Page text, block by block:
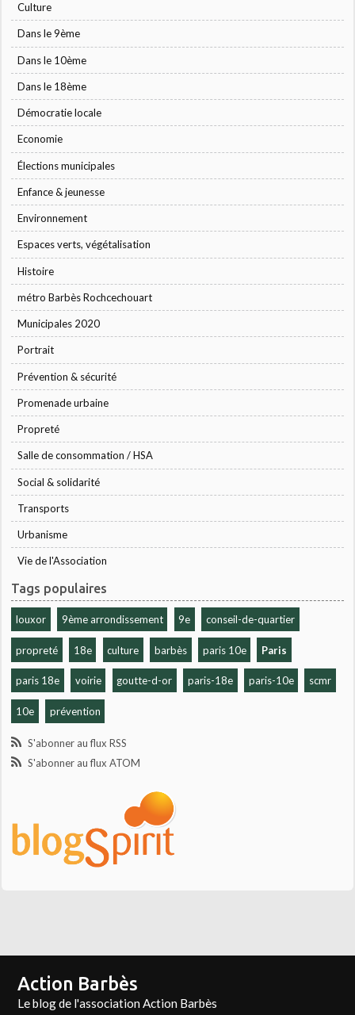
Culture
Dans le 9ème
Dans le 10ème
Dans le 18ème
Démocratie locale
Economie
Élections municipales
Enfance & jeunesse
Environnement
Espaces verts, végétalisation
Histoire
métro Barbès Rochcechouart
Municipales 2020
Portrait
Prévention & sécurité
Promenade urbaine
Propreté
Salle de consommation / HSA
Social & solidarité
Transports
Urbanisme
Vie de l'Association
Tags populaires
louxor 9ème arrondissement 9e conseil-de-quartier
propreté 18e culture barbès paris 10e Paris
paris 18e voirie goutte-d-or paris-18e paris-10e scmr
10e prévention
S'abonner au flux RSS
S'abonner au flux ATOM
Action Barbès
Le blog de l'association Action Barbès